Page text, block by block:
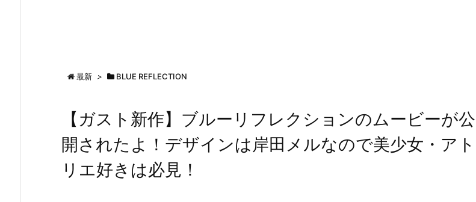
最新 > BLUE REFLECTION
【ガスト新作】ブルーリフレクションのムービーが公
開されたよ！デザインは岸田メルなので美少女・アト
リエ好きは必見！